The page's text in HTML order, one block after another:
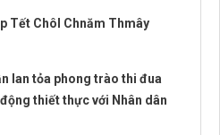
Tết Chôl Chnăm Thmây
lan tỏa phong trào thi đua
thiết thực với Nhân dân